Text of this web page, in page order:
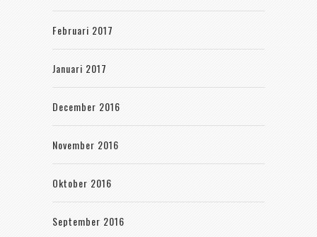
Februari 2017
Januari 2017
December 2016
November 2016
Oktober 2016
September 2016